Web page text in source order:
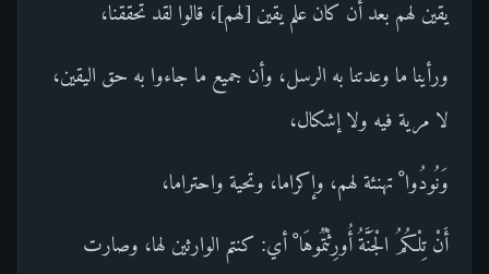
يقين لهم بعد أن كان علم يقين [لهم]، قالوا لقد تحققنا،
ورأينا ما وعدتنا به الرسل، وأن جميع ما جاءوا به حق اليقين،
لا مرية فيه ولا إشكال،
وَنُودُوا ْ تهنئة لهم، وإكراما، وتحية واحتراما،
أَنْ تِلْكُمُ الْجَنَّةُ أُورِثْتُمُوهَا ْ أي: كنتم الوارثين لها، وصارت